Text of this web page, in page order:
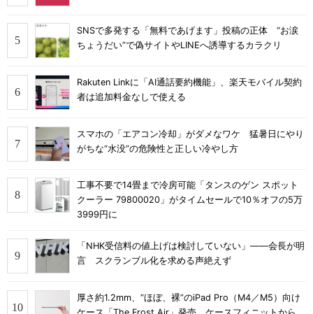
SNSで多発する「無料であげます」投稿の正体 “お涙
ちょうだい”で偽サイトやLINEへ誘導するカラクリ
Rakuten Linkに「AI通話要約機能」、楽天モバイル契約
者は追加料金なしで使える
スマホの「エアコン冷却」がダメなワケ 猛暑日にやり
がちな“水没”の危険性と正しい冷やし方
工事不要で14畳まで冷房可能「タンスのゲン スポット
クーラー 79800020」がタイムセールで10％オフの5万
3999円に
「NHK受信料の値上げは検討していない」――会長が明
言 スクランブル化を求める声絶えず
厚さ約1.2mm、“ほぼ、裸”のiPad Pro（M4／M5）向け